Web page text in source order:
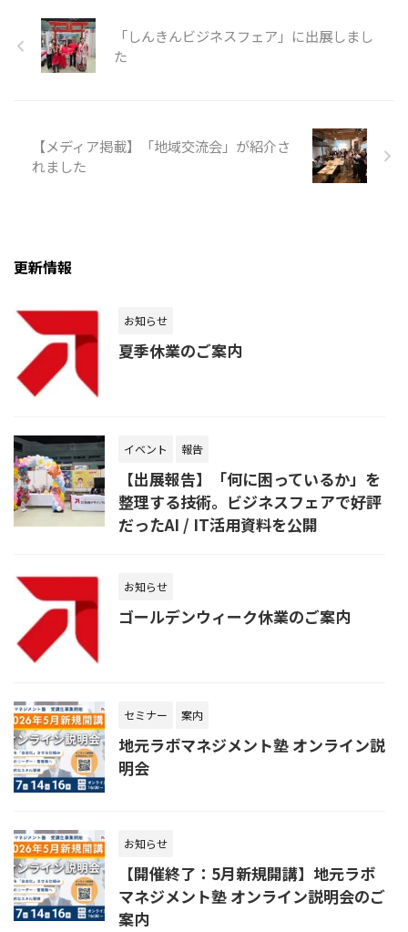
「しんきんビジネスフェア」に出展しまし
た
【メディア掲載】「地域交流会」が紹介さ
れました
更新情報
お知らせ
夏季休業のご案内
イベント 報告
【出展報告】「何に困っているか」を
整理する技術。ビジネスフェアで好評
だったAI / IT活用資料を公開
お知らせ
ゴールデンウィーク休業のご案内
セミナー 案内
地元ラボマネジメント塾 オンライン説
明会
お知らせ
【開催終了：5月新規開講】地元ラボ
マネジメント塾 オンライン説明会のご
案内